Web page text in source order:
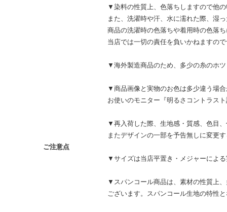
ご注意点
▼染料の性質上、色落ちしますので他
また、洗濯時や汗、水に濡れた際、湿
商品の洗濯時の色落ちや着用時の色落
当店では一切の責任を負いかねますの
▼海外製造商品のため、多少の糸のホ
▼商品画像と実物のお色は多少違う場
お使いのモニター『明るさコントラス
▼再入荷した際、生地感・質感、色目
またデザインの一部を予告無しに変更
▼サイズは当店平置き・メジャーによ
▼スパンコール商品は、素材の性質上
ございます。スパンコール生地の特性